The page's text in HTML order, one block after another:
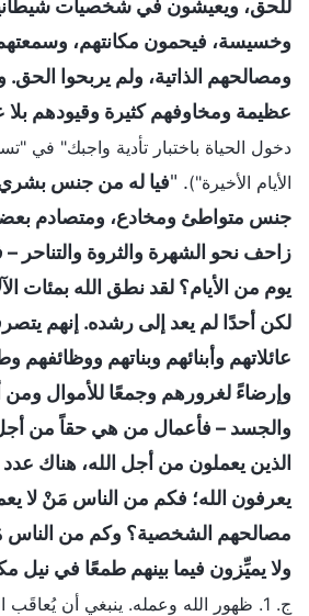
للحق، ويعيشون في شخصيات
وخسيسة، فيحمون مكانتهم،
ومصالحهم الذاتية، ولم يربحوا الحق.
عظيمة ومخاوفهم كثيرة وقيودهم بلا
دخول الحياة باختبار تأدية واجبك" في
الأيام الأخيرة"). "فيا له من جنس
جنس متواطئ ومخادع، ومتصادم
زاحف نحو الشهرة والثروة والتناحر
يوم من الأيام؟ لقد نطق الله بمئات
لكن أحدًا لم يعد إلى رشده. إنهم
عائلاتهم وأبنائهم وبناتهم ووظائفهم
وإرضاءً لغرورهم وجمعًا للأموال ومن
والجسد – فأعمال من هي حقاً من أجل
الذين يعملون من أجل الله، هناك
يعرفون الله؛ فكم من الناس مَنْ لا
مصالحهم الشخصية؟ وكم من الناس
ولا يميِّزون فيما بينهم طمعًا في نيل
ج. 1. ظهور الله وعمله. ينبغي أن يُعاقَب الشرير)